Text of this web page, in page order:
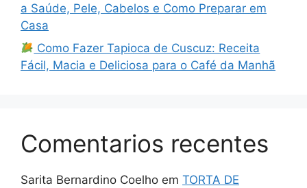
a Saúde, Pele, Cabelos e Como Preparar em
Casa
Como Fazer Tapioca de Cuscuz: Receita
Fácil, Macia e Deliciosa para o Café da Manhã
Comentarios recentes
Sarita Bernardino Coelho em TORTA DE